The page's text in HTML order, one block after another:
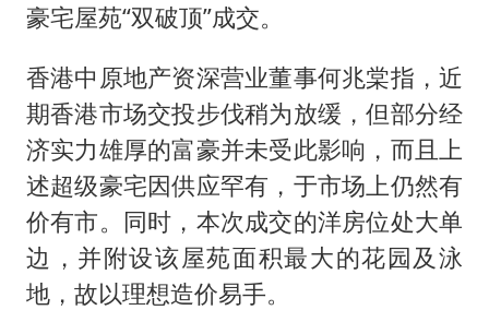
豪宅屋苑“双破顶”成交。
香港中原地产资深营业董事何兆棠指，近
期香港市场交投步伐稍为放缓，但部分经
济实力雄厚的富豪并未受此影响，而且上
述超级豪宅因供应罕有，于市场上仍然有
价有市。同时，本次成交的洋房位处大单
边，并附设该屋苑面积最大的花园及泳
地，故以理想造价易手。